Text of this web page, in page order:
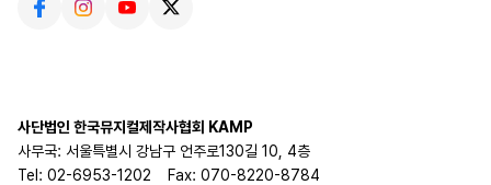
사단법인 한국뮤지컬제작사협회 KAMP
사무국: 서울특별시 강남구 언주로130길 10, 4층
Tel: 02-6953-1202
Fax: 070-8220-8784